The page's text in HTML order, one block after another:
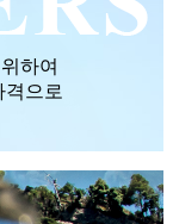
하여
격으로